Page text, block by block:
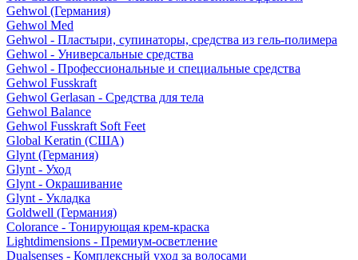
Gehwol (Германия)
Gehwol Med
Gehwol - Пластыри, супинаторы, средства из гель-полимера
Gehwol - Универсальные средства
Gehwol - Профессиональные и специальные средства
Gehwol Fusskraft
Gehwol Gerlasan - Средства для тела
Gehwol Balance
Gehwol Fusskraft Soft Feet
Global Keratin (США)
Glynt (Германия)
Glynt - Уход
Glynt - Окрашивание
Glynt - Укладка
Goldwell (Германия)
Colorance - Тонирующая крем-краска
Lightdimensions - Премиум-осветление
Dualsenses - Комплексный уход за волосами